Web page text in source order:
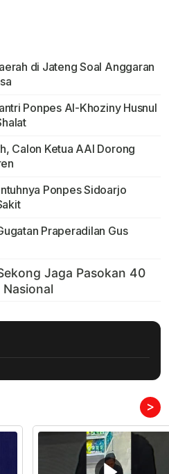
di Jateng Soal Anggaran
Ponpes Al-Khoziny Husnul
Calon Ketua AAI Dorong
Ponpes Sidoarjo
Praperadilan Gus
>